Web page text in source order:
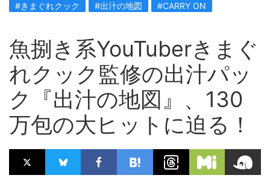
#きまぐれクック #出汁の地図 #CARRY ON
魚捌き系YouTuberきまぐ
れクック監修の出汁パッ
ク『出汁の地図』、130
万包の大ヒットに迫る！